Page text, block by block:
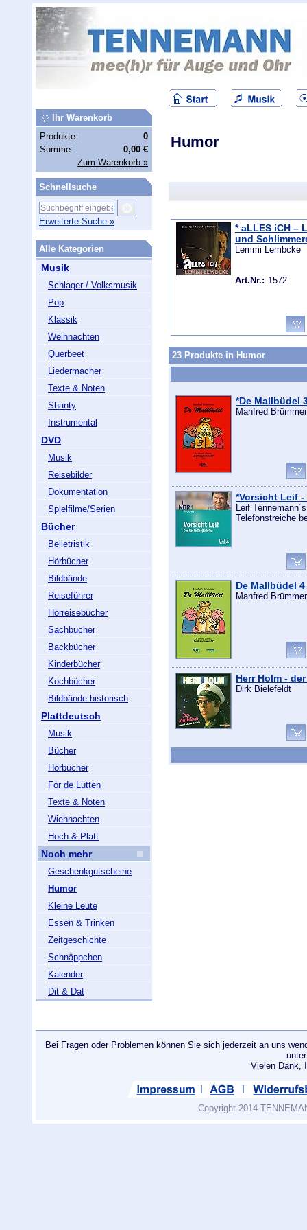
Ihr Warenkorb
Produkte:
0
Summe:
0,00 €
Zum Warenkorb »
Schnellsuche
Erweiterte Suche »
Alle Kategorien
Musik
Schlager / Volksmusik
Pop
Klassik
Weihnachten
Querbeet
Liedermacher
Texte & Noten
Shanty
Instrumental
DVD
Musik
Reisebilder
Dokumentation
Spielfilme/Serien
Bücher
Belletristik
Hörbücher
Bildbände
Reiseführer
Hörreisebücher
Sachbücher
Backbücher
Kinderbücher
Kochbücher
Bildbände historisch
Plattdeutsch
Musik
Bücher
Hörbücher
För de Lütten
Texte & Noten
Wiehnachten
Hoch & Platt
Noch mehr
Geschenkgutscheine
Humor
Kleine Leute
Essen & Trinken
Zeitgeschichte
Schnäppchen
Kalender
Dit & Dat
Humor
* aLLES iCH –
und
Lemmi Lembcke
Art.Nr.: 1572
23 Produkte in Humor
*De Mallbüdel
Manfred Brümmer
*Vorsicht Leif -
Leif
Telefonstreiche
De Mallbüdel
Manfred Brümmer
Herr Holm -
Dirk Bielefeldt
Bei Fragen oder Problemen können Sie sich jederzeit an uns
Vielen Dank,
Copyright 2014